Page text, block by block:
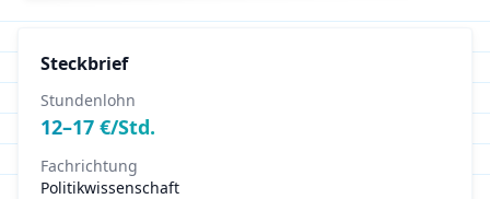
Steckbrief
Stundenlohn
12–17 €/Std.
Fachrichtung
Politikwissenschaft